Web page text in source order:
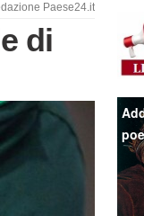
Paese24.it
di